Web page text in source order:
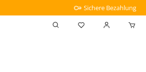
Sichere Bezahlung
Du hast 0